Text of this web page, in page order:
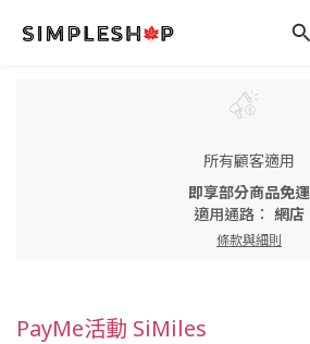
所有顧客適用
即享部分商品免運
適用通路： 網店
條款與細則
PayMe活動 SiMiles